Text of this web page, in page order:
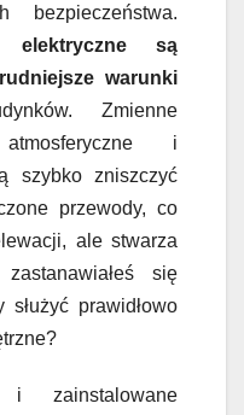
bezpieczeństwa.
elektryczne są
warunki
Zmienne
i
szybko zniszczyć
przewody, co
ale stwarza
się
prawidłowo
i zainstalowane